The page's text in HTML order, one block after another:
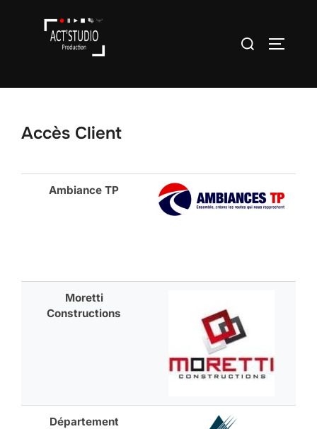
Accès Client
Ambiance TP
Moretti
Constructions
Département